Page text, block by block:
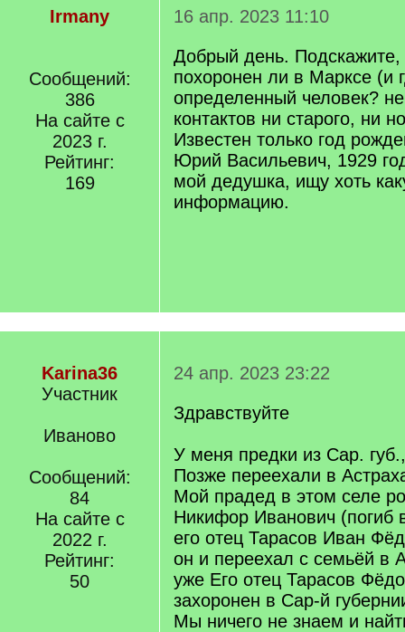
Irmany
Сообщений:
386
На сайте с
2023 г.
Рейтинг:
169
16 апр. 2023 11:10
Добрый день. Подскажите,
похоронен ли в Марксе (и
определенный человек?
контактов ни старого, ни
Известен только год
Юрий Васильевич, 1929
мой дедушка, ищу хоть
информацию.
Karina36
Участник
Иваново
Сообщений:
84
На сайте с
2022 г.
Рейтинг:
50
24 апр. 2023 23:22
Здравствуйте
У меня предки из Сар.
Позже переехали в
Мой прадед в этом селе
Никифор Иванович (погиб
его отец Тарасов Иван
он и переехал с семьёй в
уже Его отец Тарасов
захоронен в Сар-й
Мы ничего не знаем и